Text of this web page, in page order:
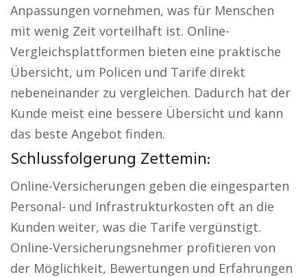
Anpassungen vornehmen, was für Menschen
mit wenig Zeit vorteilhaft ist. Online-
Vergleichsplattformen bieten eine praktische
Übersicht, um Policen und Tarife direkt
nebeneinander zu vergleichen. Dadurch hat der
Kunde meist eine bessere Übersicht und kann
das beste Angebot finden.
Schlussfolgerung Zettemin:
Online-Versicherungen geben die eingesparten
Personal- und Infrastrukturkosten oft an die
Kunden weiter, was die Tarife vergünstigt.
Online-Versicherungsnehmer profitieren von
der Möglichkeit, Bewertungen und Erfahrungen